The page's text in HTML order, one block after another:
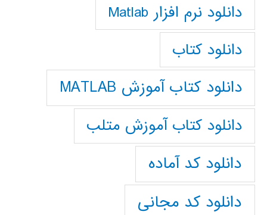
دانلود نرم افزار Matlab
دانلود کتاب
دانلود کتاب آموزش MATLAB
دانلود کتاب آموزش متلب
دانلود کد آماده
دانلود کد مجانی